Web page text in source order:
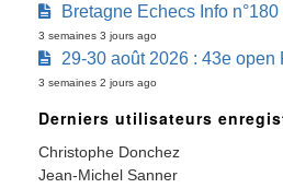
Bretagne Echecs Info
3 semaines 3 jours ago
29-30 août 2026 : 43e open
3 semaines 2 jours ago
Derniers utilisateurs
Christophe Donchez
Jean-Michel Sanner